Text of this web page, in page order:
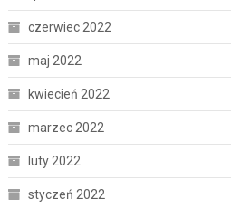
czerwiec 2022
maj 2022
kwiecień 2022
marzec 2022
luty 2022
styczeń 2022